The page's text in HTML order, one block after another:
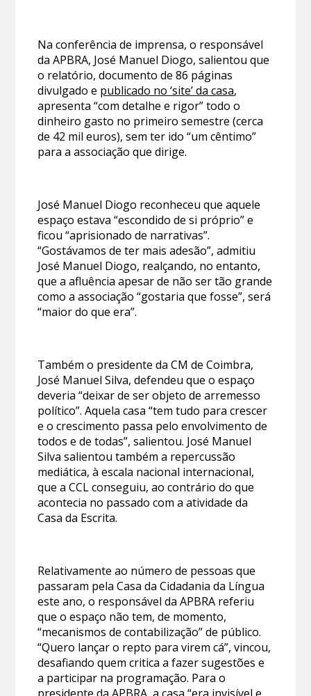
Na conferência de imprensa, o responsável
da APBRA, José Manuel Diogo, salientou que
o relatório, documento de 86 páginas
divulgado e publicado no ‘site’ da casa,
apresenta “com detalhe e rigor” todo o
dinheiro gasto no primeiro semestre (cerca
de 42 mil euros), sem ter ido “um cêntimo”
para a associação que dirige.
José Manuel Diogo reconheceu que aquele
espaço estava “escondido de si próprio” e
ficou “aprisionado de narrativas”.
“Gostávamos de ter mais adesão”, admitiu
José Manuel Diogo, realçando, no entanto,
que a afluência apesar de não ser tão grande
como a associação “gostaria que fosse”, será
“maior do que era”.
Também o presidente da CM de Coimbra,
José Manuel Silva, defendeu que o espaço
deveria “deixar de ser objeto de arremesso
político”. Aquela casa “tem tudo para crescer
e o crescimento passa pelo envolvimento de
todos e de todas”, salientou. José Manuel
Silva salientou também a repercussão
mediática, à escala nacional internacional,
que a CCL conseguiu, ao contrário do que
acontecia no passado com a atividade da
Casa da Escrita.
Relativamente ao número de pessoas que
passaram pela Casa da Cidadania da Língua
este ano, o responsável da APBRA referiu
que o espaço não tem, de momento,
“mecanismos de contabilização” de público.
“Quero lançar o repto para virem cá”, vincou,
desafiando quem critica a fazer sugestões e
a participar na programação. Para o